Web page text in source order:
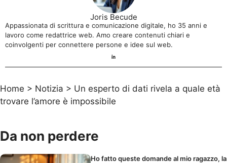
Joris Becude
Appassionata di scrittura e comunicazione digitale, ho 35 anni e
lavoro come redattrice web. Amo creare contenuti chiari e
coinvolgenti per connettere persone e idee sul web.
Home > Notizia > Un esperto di dati rivela a quale età
trovare l’amore è impossibile
Da non perdere
Ho fatto queste domande al mio ragazzo, la